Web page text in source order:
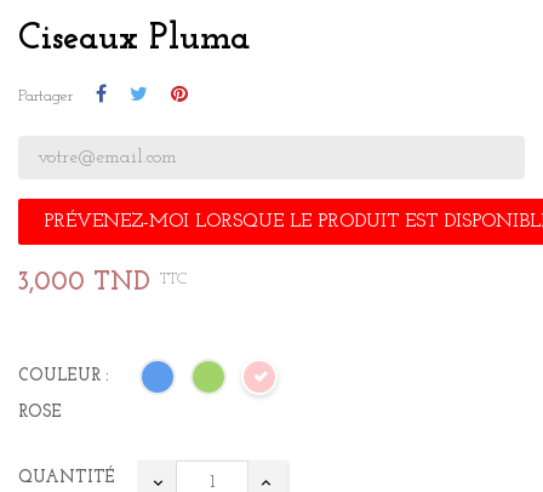
Ciseaux Pluma
Partager
PRÉVENEZ-MOI LORSQUE LE PRODUIT EST
3,000 TND TTC
COULEUR :
ROSE
QUANTITÉ